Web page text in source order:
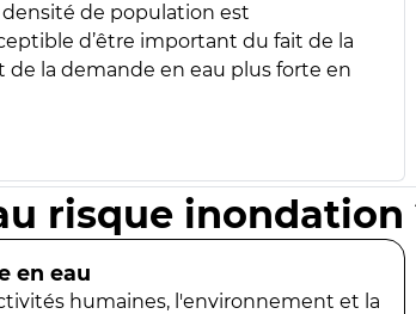
densité de population est
d’être important du fait de la
la demande en eau plus forte en
risque inondation
en eau
humaines, l'environnement et la